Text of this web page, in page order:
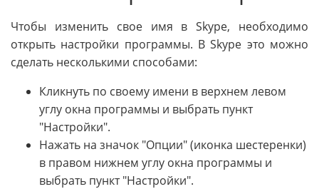
Чтобы изменить свое имя в Skype, необходимо
открыть настройки программы. В Skype это можно
сделать несколькими способами:
Кликнуть по своему имени в верхнем левом
углу окна программы и выбрать пункт
"Настройки".
Нажать на значок "Опции" (иконка шестеренки)
в правом нижнем углу окна программы и
выбрать пункт "Настройки".